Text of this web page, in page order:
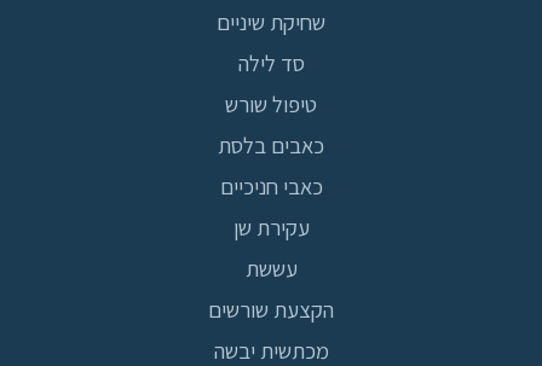
שחיקת שיניים
סד לילה
טיפול שורש
כאבים בלסת
כאבי חניכיים
עקירת שן
עששת
הקצעת שורשים
מכתשית יבשה